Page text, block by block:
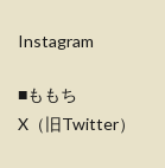
Instagram
■ももち
X（旧Twitter）